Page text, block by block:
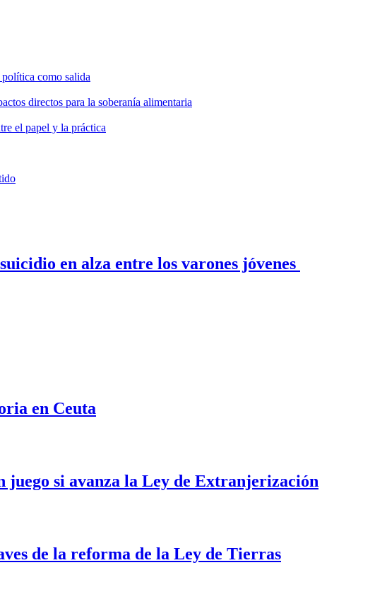
como salida
directos para la soberanía alimentaria
el papel y la práctica
en alza entre los varones jóvenes
en Ceuta
juego si avanza la Ley de Extranjerización
de la reforma de la Ley de Tierras